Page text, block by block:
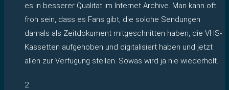
es in besserer Qualität im Internet Archive. Man kann oft
froh sein, dass es Fans gibt, die solche Sendungen
damals als Zeitdokument mitgeschnitten haben, die VHS-
Kassetten aufgehoben und digitalisiert haben und jetzt
allen zur Verfügung stellen. Sowas wird ja nie wiederholt.
2